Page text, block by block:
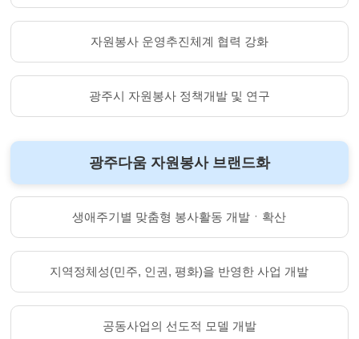
자원봉사 운영추진체계 협력 강화
광주시 자원봉사 정책개발 및 연구
광주다움 자원봉사 브랜드화
생애주기별 맞춤형 봉사활동 개발ㆍ확산
지역정체성(민주, 인권, 평화)을 반영한 사업 개발
공동사업의 선도적 모델 개발